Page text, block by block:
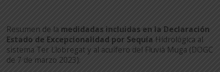
Resumen de la medidadas incluidas en la Declaración
Estado de Excepcionalidad por Sequía Hidrológica al
sistema Ter Llobregat y al acuífero del Fluvià Muga (DOGC
de 7 de marzo 2023):